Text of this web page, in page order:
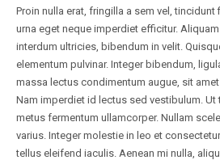
Proin nulla erat, fringilla a sem vel, tincidunt
urna eget neque imperdiet efficitur.
interdum ultricies, bibendum in velit.
elementum pulvinar. Integer bibendum,
massa lectus condimentum augue, sit amet
Nam imperdiet id lectus sed vestibulum.
metus fermentum ullamcorper. Nullam
varius. Integer molestie in leo et
tellus eleifend iaculis. Aenean mi nulla,